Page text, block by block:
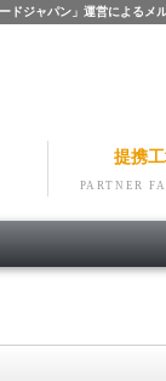
ドジャパン」運営によるメ
提携
PARTNER